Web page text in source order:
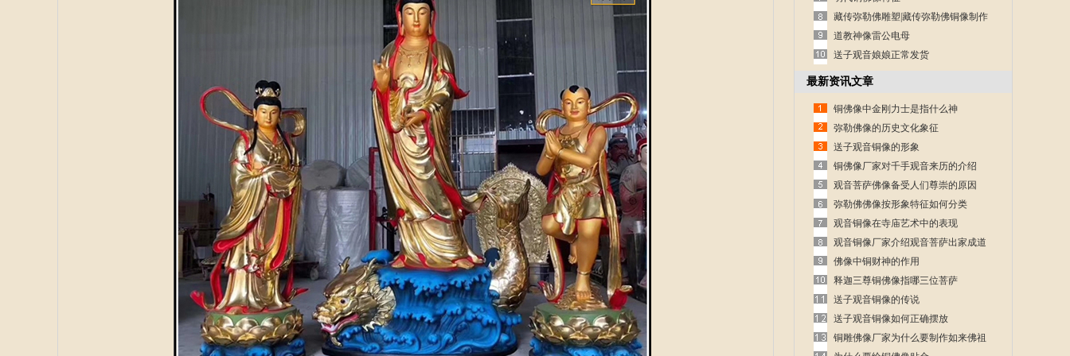
藏传弥勒佛雕塑|藏传弥勒佛铜像制作
道教神像雷公电母
送子观音娘娘正常发货
最新资讯文章
铜佛像中金刚力士是指什么神
弥勒佛像的历史文化象征
送子观音铜像的形象
铜佛像厂家对千手观音来历的介绍
观音菩萨佛像备受人们尊崇的原因
弥勒佛佛像按形象特征如何分类
观音铜像在寺庙艺术中的表现
观音铜像厂家介绍观音菩萨出家成道
的故事
佛像中铜财神的作用
释迦三尊铜佛像指哪三位菩萨
送子观音铜像的传说
送子观音铜像如何正确摆放
铜雕佛像厂家为什么要制作如来佛祖